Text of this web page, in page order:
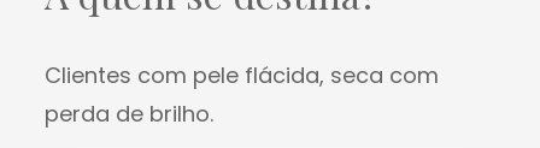
Clientes com pele flácida, seca com
perda de brilho.